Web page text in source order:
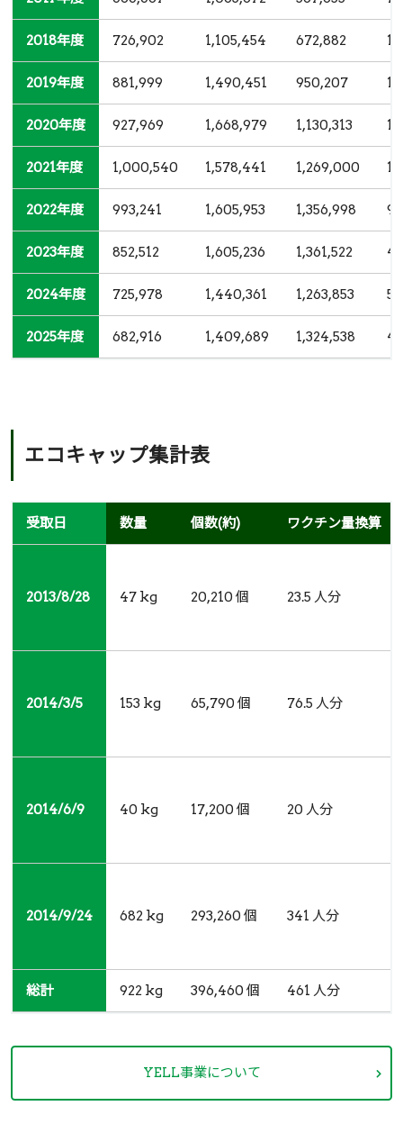
2018年度 726,902 1,105,454 672,882
2019年度 881,999 1,490,451 950,207
2020年度 927,969 1,668,979 1,130,313
2021年度 1,000,540 1,578,441 1,269,000
2022年度 993,241 1,605,953 1,356,998
2023年度 852,512 1,605,236 1,361,522
2024年度 725,978 1,440,361 1,263,853
2025年度 682,916 1,409,689 1,324,538
2018年度
2019年度
2020年度
2021年度
2022年度
2023年度
2024年度
2025年度
エコキャップ集計表
受取日 数量 個数(約) ワクチン量換算
2013/8/28 47 kg 20,210 個 23.5 人分
2014/3/5 153 kg 65,790 個 76.5 人分
2014/6/9 40 kg 17,200 個 20 人分
2014/9/24 682 kg 293,260 個 341 人分
総計 922 kg 396,460 個 461 人分
受取日
2013/8/28
2014/3/5
2014/6/9
2014/9/24
総計
YELL事業について